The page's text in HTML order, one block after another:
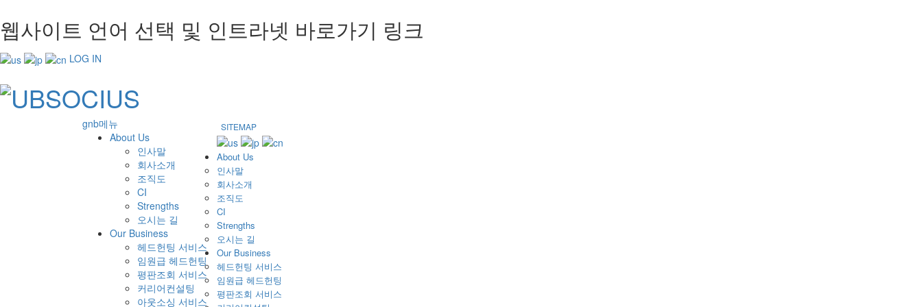
웹사이트 언어 선택 및 인트라넷 바로가기 링크
LOG IN
gnb메뉴
About Us
인사말
회사소개
조직도
CI
Strengths
오시는 길
Our Business
헤드헌팅 서비스
임원급 헤드헌팅
평판조회 서비스
커리어컨설팅
아웃소싱 서비스
SITEMAP
About Us
인사말
회사소개
조직도
CI
Strengths
오시는 길
Our Business
헤드헌팅 서비스
임원급 헤드헌팅
평판조회 서비스